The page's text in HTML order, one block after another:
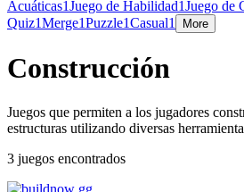
Acuáticas1Juego de Habilidad1Juego de
Quiz1Merge1Puzzle1Casual1 More
Construcción
Juegos que permiten a los jugadores
estructuras utilizando diversas
3 juegos encontrados